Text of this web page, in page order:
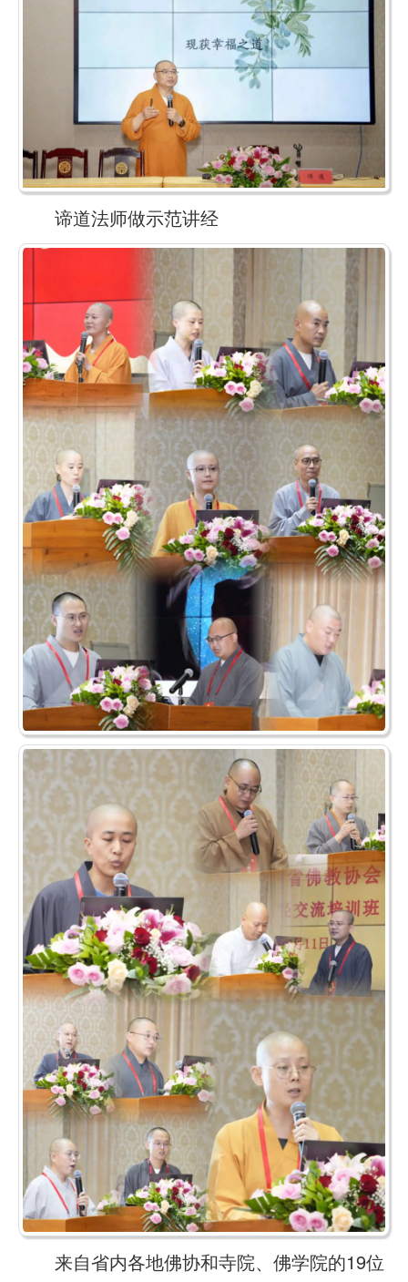
谛道法师做示范讲经
来自省内各地佛协和寺院、佛学院的19位